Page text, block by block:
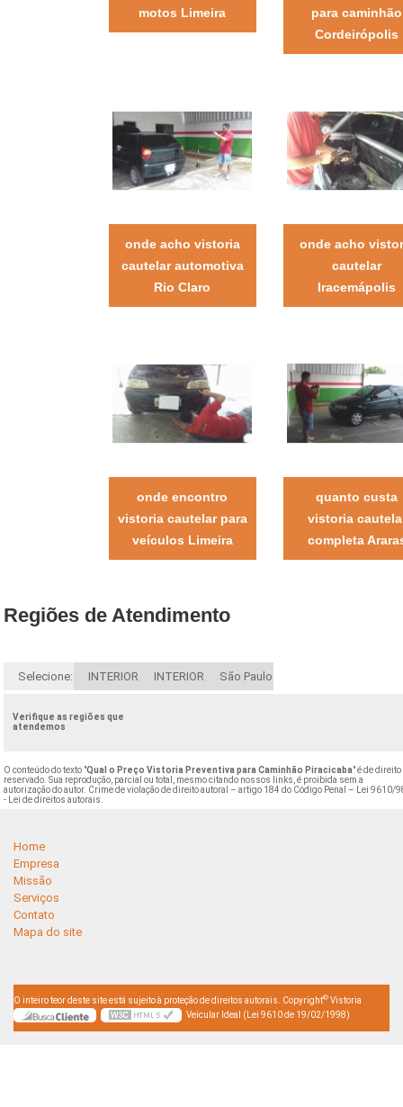
motos Limeira
para caminhão
Cordeirópolis
onde acho vistoria
cautelar automotiva
Rio Claro
onde acho
cautelar
Iracemápolis
onde encontro
vistoria cautelar para
veículos Limeira
quanto custa
vistoria
completa
Regiões de Atendimento
Selecione: INTERIOR INTERIOR São Paulo
Verifique as regiões que
atendemos
O conteúdo do texto "Qual o Preço Vistoria Preventiva para Caminhão Piracicaba" é de direito
reservado. Sua reprodução, parcial ou total, mesmo citando nossos links, é proibida sem a
autorização do autor. Crime de violação de direito autoral – artigo 184 do Código Penal –
Lei 9610/
- Lei de direitos autorais
Home
Empresa
Missão
Serviços
Contato
Mapa do site
O inteiro teor deste site está sujeito à proteção de direitos autorais. Copyright© Vistoria
Veicular Ideal (Lei 9610 de 19/02/1998)